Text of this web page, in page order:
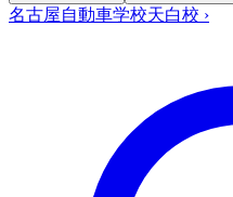
名古屋自動車学校天白校 ›